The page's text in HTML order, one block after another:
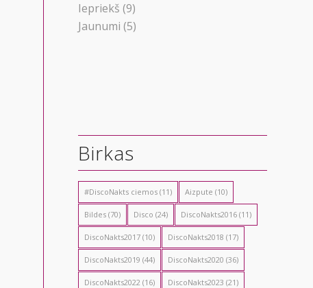
Iepriekš (9)
Jaunumi (5)
Birkas
#DiscoNakts ciemos (11) Aizpute (10)
Bildes (70) Disco (24) DiscoNakts2016 (11)
DiscoNakts2017 (10) DiscoNakts2018 (17)
DiscoNakts2019 (44) DiscoNakts2020 (36)
DiscoNakts2022 (16) DiscoNakts2023 (21)